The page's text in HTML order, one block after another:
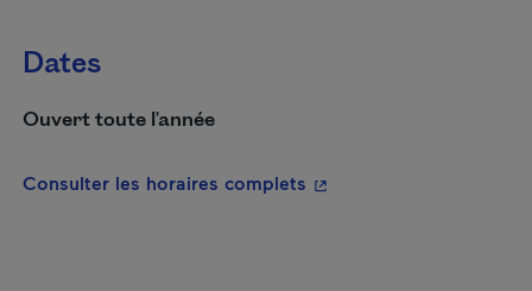
Dates
Ouvert toute l'année
Consulter les horaires complets - Cet hyperlien